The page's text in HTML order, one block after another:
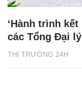
THỊ TRƯỜNG 24H
‘Hành trình
các Tổng Đại